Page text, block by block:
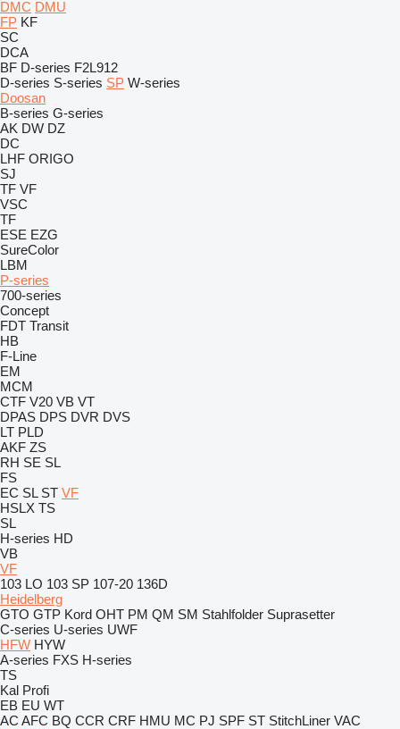
DMC DMU
FP KF
SC
DCA
BF D-series F2L912
D-series S-series SP W-series
Doosan
B-series G-series
AK DW DZ
DC
LHF ORIGO
SJ
TF VF
VSC
TF
ESE EZG
SureColor
LBM
P-series
700-series
Concept
FDT Transit
HB
F-Line
EM
MCM
CTF V20 VB VT
DPAS DPS DVR DVS
LT PLD
AKF ZS
RH SE SL
FS
EC SL ST VF
HSLX TS
SL
H-series HD
VB
VF
103 LO 103 SP 107-20 136D
Heidelberg
GTO GTP Kord OHT PM QM SM Stahlfolder Suprasetter
C-series U-series UWF
HFW HYW
A-series FXS H-series
TS
Kal Profi
EB EU WT
AC AFC BQ CCR CRF HMU MC PJ SPF ST StitchLiner VAC